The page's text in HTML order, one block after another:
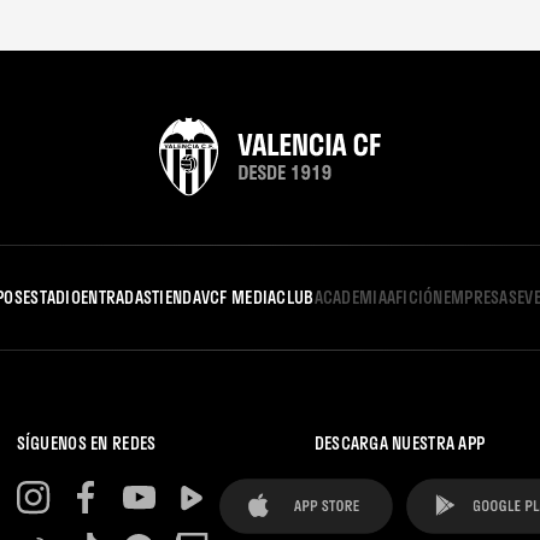
ESTADIOENTRADASTIENDAVCF MEDIACLUBACADEMIAAFICIÓNEMPRESAS
SÍGUENOS EN REDES DESCARGA NUESTRA APP